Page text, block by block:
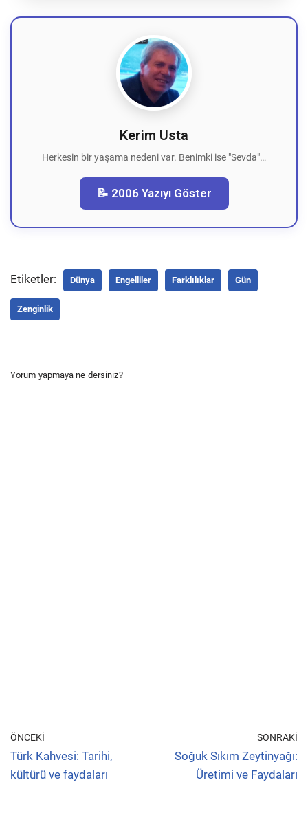
Kerim Usta
Herkesin bir yaşama nedeni var. Benimki ise "Sevda"…
📝 2006 Yazıyı Göster
Etiketler: Dünya Engelliler Farklılıklar Gün
Zenginlik
Yorum yapmaya ne dersiniz?
ÖNCEKI
Türk Kahvesi: Tarihi,
kültürü ve faydaları
SONRAKI
Soğuk Sıkım Zeytinyağı:
Üretimi ve Faydaları